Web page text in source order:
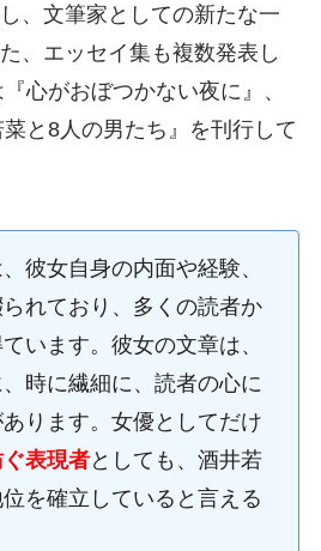
、文筆家としての新たな一
、エッセイ集も複数発表し
心がおぼつかない夜に』、
と8人の男たち』を刊行して
彼女自身の内面や経験、
れており、多くの読者か
います。彼女の文章は、
時に繊細に、読者の心に
ります。女優としてだけ
表現者としても、酒井若
を確立していると言える